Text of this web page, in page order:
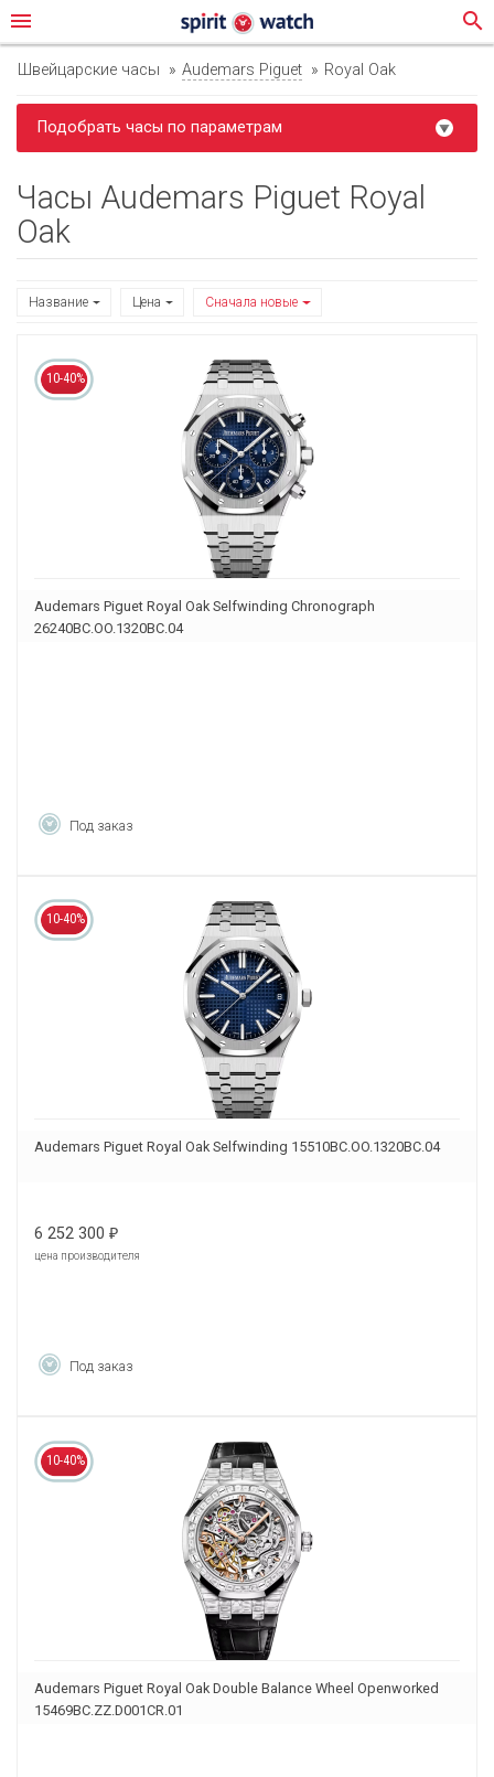
menu search
Швейцарские часы Audemars Piguet Royal Oak
Подобрать часы по параметрам
Часы Audemars Piguet Royal
Oak
Название Цена Сначала новые
10-40%
Audemars Piguet Royal Oak Selfwinding Chronograph
26240BC.OO.1320BC.04
Под заказ
10-40%
Audemars Piguet Royal Oak Selfwinding 15510BC.OO.1320BC.04
6 252 300 ₽
цена производителя
Под заказ
10-40%
Audemars Piguet Royal Oak Double Balance Wheel Openworked
15469BC.ZZ.D001CR.01